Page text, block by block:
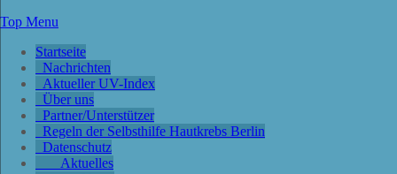
Top Menu
Startseite
Nachrichten
Aktueller UV-Index
Über uns
Partner/Unterstützer
Regeln der Selbsthilfe Hautkrebs Berlin
Datenschutz
Aktuelles